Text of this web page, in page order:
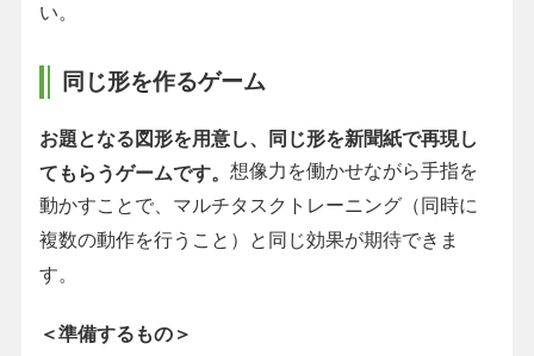
い。
同じ形を作るゲーム
お題となる図形を用意し、同じ形を新聞紙で再現し
てもらうゲームです。 想像力を働かせながら手指を
動かすことで、マルチタスクトレーニング（同時に
複数の動作を行うこと）と同じ効果が期待できま
す。
＜準備するもの＞